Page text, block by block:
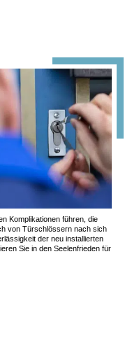
Komplikationen führen, die
von Türschlössern nach sich
der neu installierten
Sie in den Seelenfrieden für